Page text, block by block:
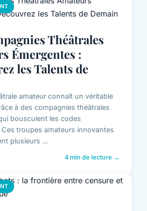
Théâtrales
Émergentes :
les Talents de
amateur connaît un véritable
à des compagnies théâtrales
bousculent les codes
troupes amateurs innovantes
plusieurs ...
4 min de lecture →